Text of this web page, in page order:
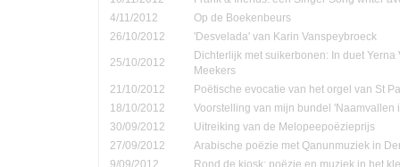
4/11/2012
Op de Boekenbeurs
26/10/2012
'Desvelada' van Karin Vanspeybroeck
25/10/2012
Dichterlijk met suikerbonen: In duet
Meekers
21/10/2012
Poëtische evocatie van het orgel van St
18/10/2012
Voorstelling van mijn bundel 'Naamvallen
30/09/2012
Uitreiking van de Melopeepoëzieprijs
27/09/2012
Arabische poëzie met Qanunmuziek in
9/09/2012
Rond de kiosk: poëzie en muziek in het